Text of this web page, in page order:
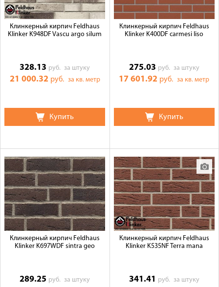
Клинкерный кирпич Feldhaus
Klinker K948DF Vascu argo silum
328.13 руб.за штуку
21 000.32 руб. за кв. метр
Купить
Клинкерный кирпич Feldhaus
Klinker K400DF carmesi liso
275.03 руб. за штуку
17 601.92 руб.за кв. метр
Купить
Клинкерный кирпич Feldhaus
Klinker K697WDF sintra geo
289.25 руб.за штуку
Клинкерный кирпич Feldhaus
Klinker K535NF Terra mana
341.41 руб. за штуку